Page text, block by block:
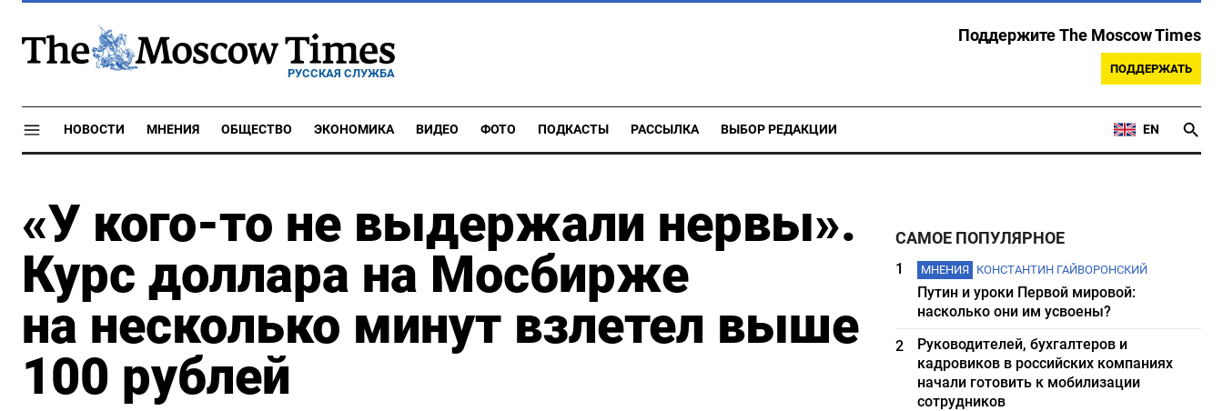
РУССКАЯ СЛУЖБА
Поддержите The Moscow Times
ПОДДЕРЖАТЬ
НОВОСТИ МНЕНИЯ ОБЩЕСТВО ЭКОНОМИКА ВИДЕО ФОТО ПОДКАСТЫ РАССЫЛКА ВЫБОР РЕДАКЦИИ EN
«У кого-то не выдержали нервы».
Курс доллара на Мосбирже
на несколько минут взлетел выше
100 рублей
САМОЕ ПОПУЛЯРНОЕ
1 МНЕНИЯ КОНСТАНТИН ГАЙВОРОНСКИЙ
Путин и уроки Первой мировой:
насколько они им усвоены?
2
Руководителей, бухгалтеров и
кадровиков в российских компаниях
начали готовить к мобилизации
сотрудников